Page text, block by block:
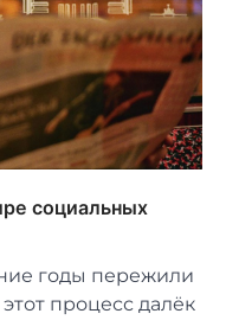
социальных
годы пережили
процесс далёк